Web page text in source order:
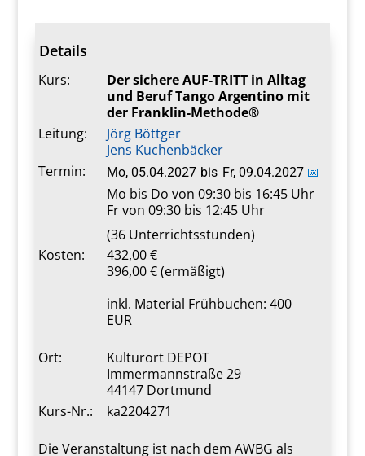
Details
Kurs:
Der sichere AUF-TRITT in Alltag
und Beruf Tango Argentino mit
der Franklin-Methode®
Leitung:
Jörg Böttger
Jens Kuchenbäcker
Termin:
Mo, 05.04.2027 bis Fr, 09.04.2027 📅
Mo bis Do von 09:30 bis 16:45 Uhr
Fr von 09:30 bis 12:45 Uhr
(36 Unterrichtsstunden)
Kosten:
432,00 €
396,00 € (ermäßigt)
inkl. Material Frühbuchen: 400
EUR
Ort:
Kulturort DEPOT
Immermannstraße 29
44147 Dortmund
Kurs-Nr.:
ka2204271
Die Veranstaltung ist nach dem AWBG als